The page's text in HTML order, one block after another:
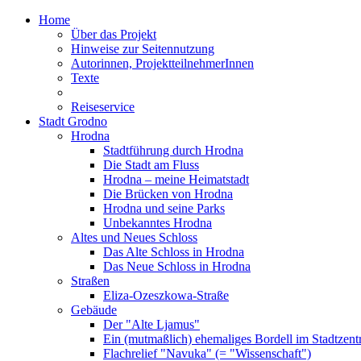
Home
Über das Projekt
Hinweise zur Seitennutzung
Autorinnen, ProjektteilnehmerInnen
Texte
Reiseservice
Stadt Grodno
Hrodna
Stadtführung durch Hrodna
Die Stadt am Fluss
Hrodna – meine Heimatstadt
Die Brücken von Hrodna
Hrodna und seine Parks
Unbekanntes Hrodna
Altes und Neues Schloss
Das Alte Schloss in Hrodna
Das Neue Schloss in Hrodna
Straßen
Eliza-Ozeszkowa-Straße
Gebäude
Der "Alte Ljamus"
Ein (mutmaßlich) ehemaliges Bordell im
Flachrelief "Navuka" (= "Wissenschaft")